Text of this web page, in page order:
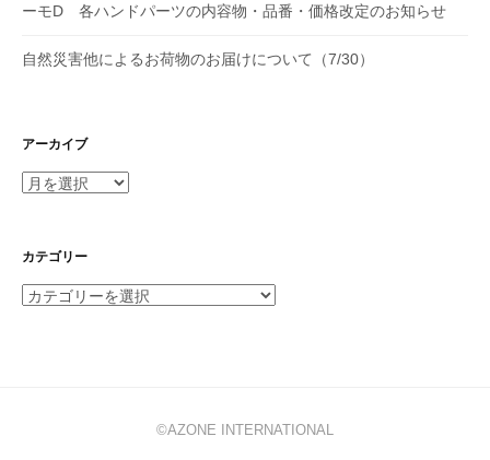
ーモD 各ハンドパーツの内容物・品番・価格改定のお知らせ
自然災害他によるお荷物のお届けについて（7/30）
アーカイブ
ア
イ
カテゴリー
カ
©AZONE INTERNATIONAL